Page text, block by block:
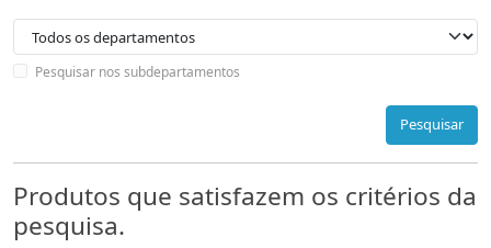
Pesquisar nos subdepartamentos
Pesquisar
Produtos que satisfazem os critérios da
pesquisa.